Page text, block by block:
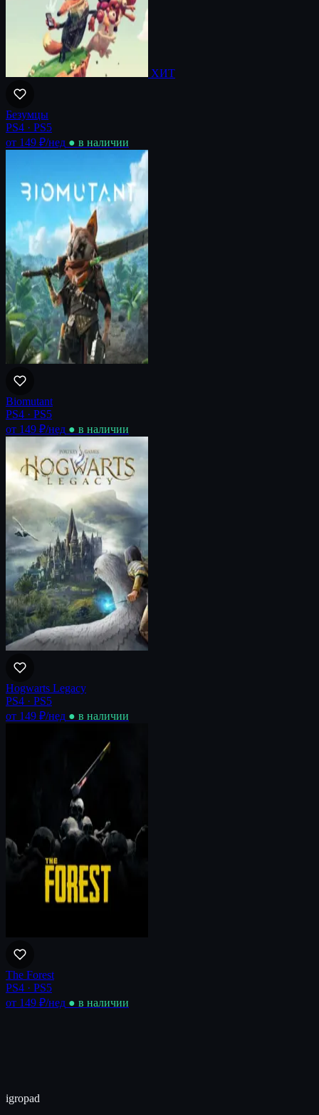
ХИТ
Безумцы
PS4 · PS5
от 149 ₽/нед ● в наличии
Biomutant
PS4 · PS5
от 149 ₽/нед ● в наличии
Hogwarts Legacy
PS4 · PS5
от 149 ₽/нед ● в наличии
The Forest
PS4 · PS5
от 149 ₽/нед ● в наличии
igropad